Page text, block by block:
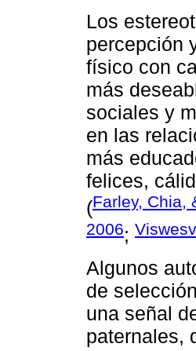
Los
percepción
físico con
más
sociales y
en las
más
felices,
(Farley, Chia,
2006;
Algunos
de
una señal
paternales,